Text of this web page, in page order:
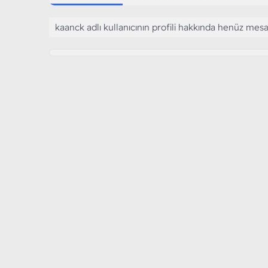
kaanck adlı kullanıcının profili hakkında henüz